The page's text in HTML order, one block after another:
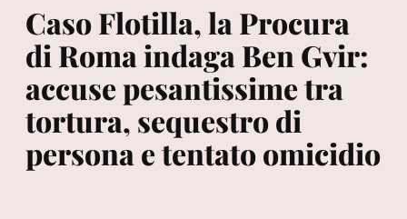
Caso Flotilla, la Procura
di Roma indaga Ben Gvir:
accuse pesantissime tra
tortura, sequestro di
persona e tentato omicidio